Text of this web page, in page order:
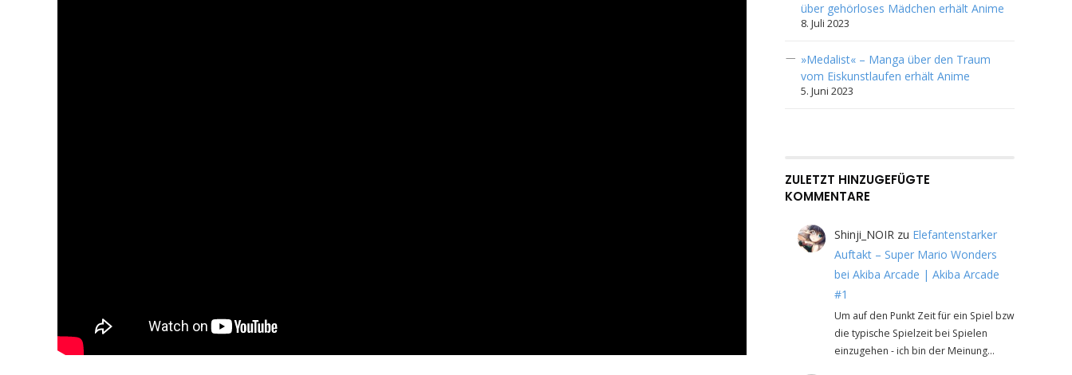
über gehörloses Mädchen erhält Anime
8. Juli 2023
»Medalist« – Manga über den Traum
vom Eiskunstlaufen erhält Anime
5. Juni 2023
ZULETZT HINZUGEFÜGTE
KOMMENTARE
Shinji_NOIRzu Elefantenstarker
Auftakt – Super Mario Wonders
bei Akiba Arcade | Akiba Arcade
#1
Um auf den Punkt Zeit für ein Spiel bzw
die typische Spielzeit bei Spielen
einzugehen - ich bin der Meinung…